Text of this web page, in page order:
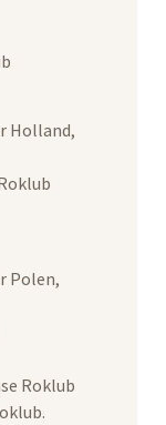
Holland,
Polen,
Roklub